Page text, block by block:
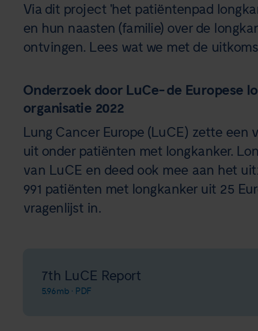
Via dit project 'het patiëntenpad
en hun naasten (familie) over de
ontvingen. Lees wat we met de
Onderzoek door LuCe- de Europese
organisatie 2022
Lung Cancer Europe (LuCE) zette een
uit onder patiënten met longkanker.
van LuCE en deed ook mee aan het
991 patiënten met longkanker uit 25
vragenlijst in.
7th LuCE Report
5.96mb • PDF